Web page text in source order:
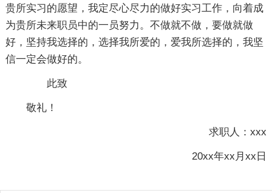
贵所实习的愿望，我定尽心尽力的做好实习工作，向着成
为贵所未来职员中的一员努力。不做就不做，要做就做
好，坚持我选择的，选择我所爱的，爱我所选择的，我坚
信一定会做好的。
此致
敬礼！
求职人：xxx
20xx年xx月xx日